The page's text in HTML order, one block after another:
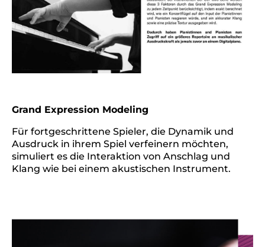
Grand Expression Modeling
Für fortgeschrittene Spieler, die Dynamik und
Ausdruck in ihrem Spiel verfeinern möchten,
simuliert es die Interaktion von Anschlag und
Klang wie bei einem akustischen Instrument.